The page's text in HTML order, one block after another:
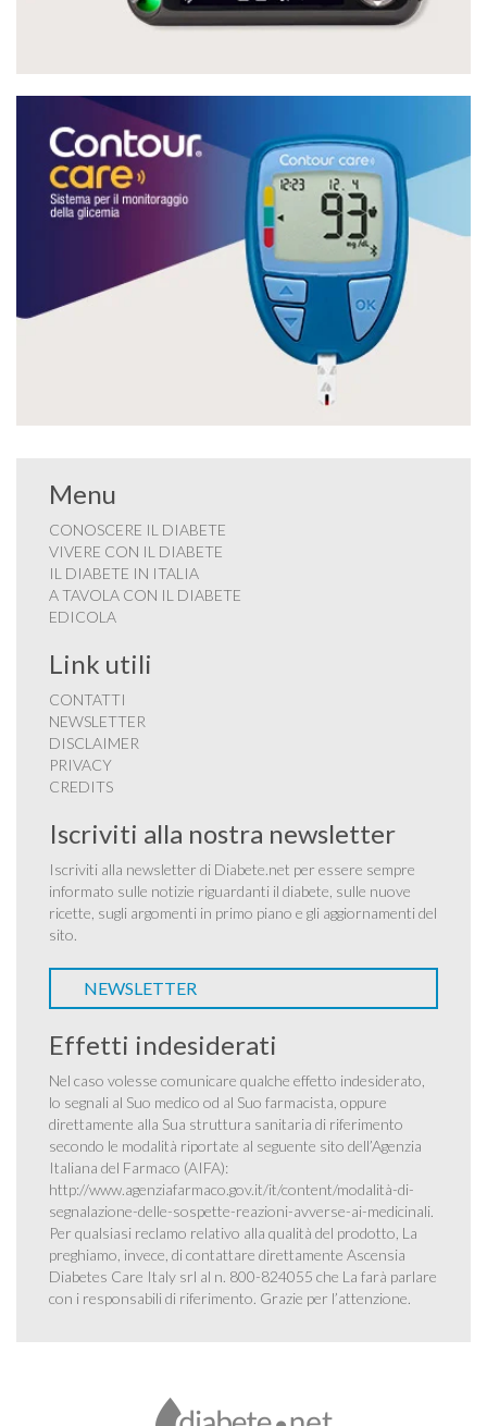
Menu
CONOSCERE IL DIABETE
VIVERE CON IL DIABETE
IL DIABETE IN ITALIA
A TAVOLA CON IL DIABETE
EDICOLA
Link utili
CONTATTI
NEWSLETTER
DISCLAIMER
PRIVACY
CREDITS
Iscriviti alla nostra newsletter
Iscriviti alla newsletter di Diabete.net per essere sempre
informato sulle notizie riguardanti il diabete, sulle nuove
ricette, sugli argomenti in primo piano e gli aggiornamenti del
sito.
NEWSLETTER
Effetti indesiderati
Nel caso volesse comunicare qualche effetto indesiderato,
lo segnali al Suo medico od al Suo farmacista, oppure
direttamente alla Sua struttura sanitaria di riferimento
secondo le modalità riportate al seguente sito dell’Agenzia
Italiana del Farmaco (AIFA):
http://www.agenziafarmaco.gov.it/it/content/modalità-di-
segnalazione-delle-sospette-reazioni-avverse-ai-medicinali.
Per qualsiasi reclamo relativo alla qualità del prodotto, La
preghiamo, invece, di contattare direttamente Ascensia
Diabetes Care Italy srl al n. 800-824055 che La farà parlare
con i responsabili di riferimento. Grazie per l’attenzione.